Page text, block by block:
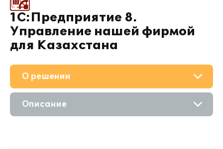
1С:Предприятие 8.
Управление нашей фирмой
для Казахстана
О решении
Приобретение
Описание